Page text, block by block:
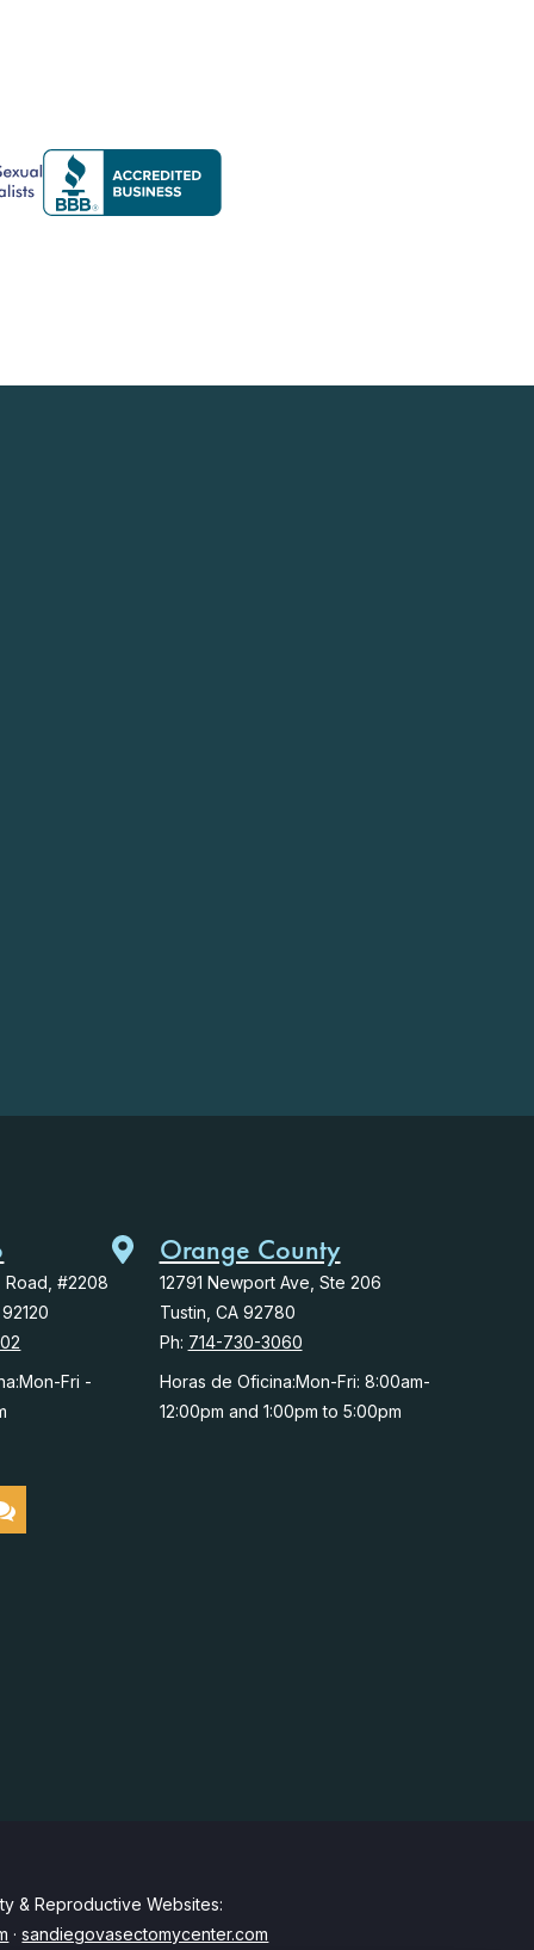
#2208
Fri -
Orange County
12791 Newport Ave, Ste 206
Tustin, CA 92780
Ph: 714-730-3060
Horas de Oficina:Mon-Fri: 8:00am-
12:00pm and 1:00pm to 5:00pm
& Reproductive Websites:
·sandiegovasectomycenter.com